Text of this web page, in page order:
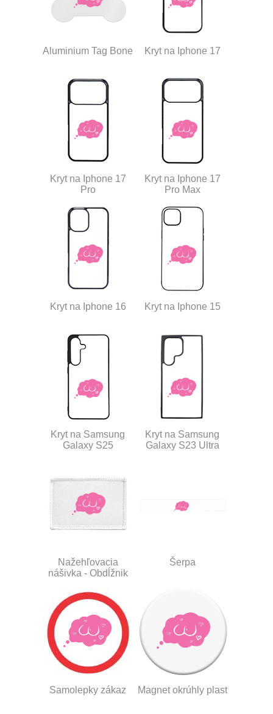
Aluminium Tag Bone Kryt na Iphone 17
Kryt na Iphone 17
Pro
Kryt na Iphone 17
Pro Max
Kryt na Iphone 16 Kryt na Iphone 15
Kryt na Samsung
Galaxy S25
Kryt na Samsung
Galaxy S23 Ultra
Nažehľovacia
nášivka - Obdĺžnik
Šerpa
Samolepky zákaz Magnet okrúhly plast